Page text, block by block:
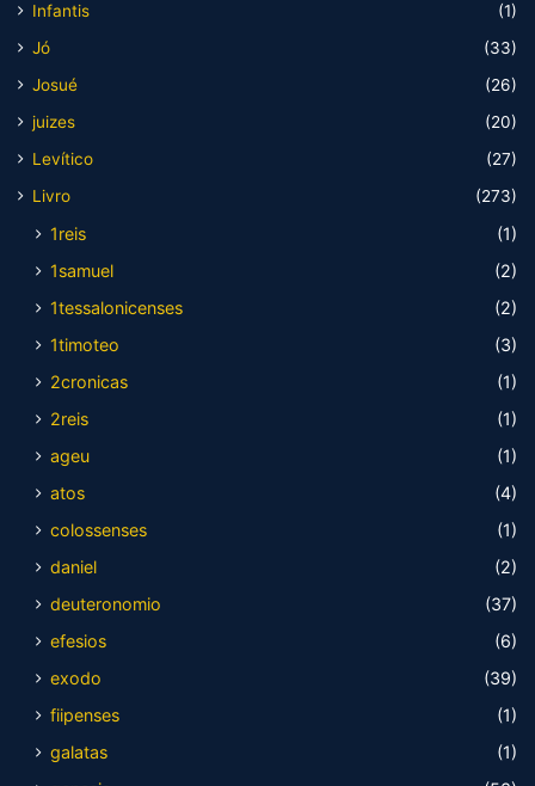
Infantis
(1)
Jó
(33)
Josué
(26)
juizes
(20)
Levítico
(27)
Livro
(273)
1reis
(1)
1samuel
(2)
1tessalonicenses
(2)
1timoteo
(3)
2cronicas
(1)
2reis
(1)
ageu
(1)
atos
(4)
colossenses
(1)
daniel
(2)
deuteronomio
(37)
efesios
(6)
exodo
(39)
fiipenses
(1)
galatas
(1)